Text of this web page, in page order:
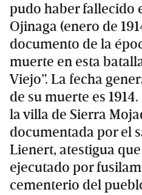
pudo haber fallecido
Ojinaga (enero de
documento de la
muerte en esta
Viejo”. La fecha
de su muerte es
la villa de Sierra
documentada por el
Lienert, atestigua
ejecutado por
cementerio del